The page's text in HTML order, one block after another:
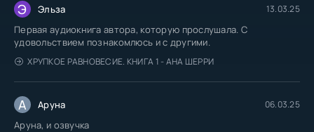
Э Эльза 13.03.25
Первая аудиокнига автора, которую прослушала. С
удовольствием познакомлюсь и с другими.
ХРУПКОЕ РАВНОВЕСИЕ. КНИГА 1 - АНА ШЕРРИ
А Аруна 06.03.25
Аруна, и озвучка